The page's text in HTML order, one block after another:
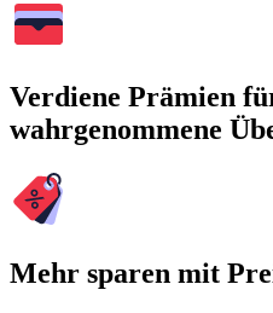
Verdiene Prämien
wahrgenommene
Mehr sparen mit